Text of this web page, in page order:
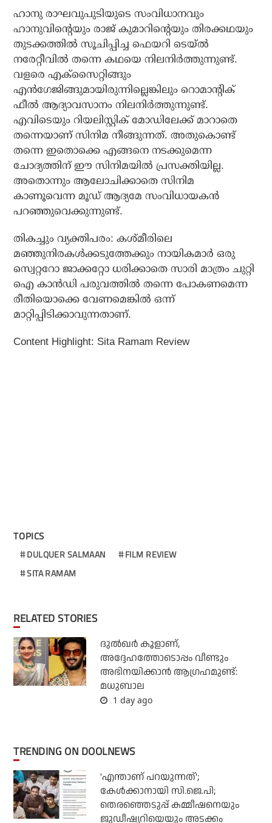
ഹാനു രാഘവുപുടിയുടെ സംവിധാനവും
ഹാനുവിന്റെയും രാജ് കുമാറിന്റെയും തിരക്കഥയും
തുടക്കത്തില്‍ സൂചിപ്പിച്ച ഫെയറി ടെയ്ല്‍
നരേറ്റീവില്‍ തന്നെ കഥയെ നിലനിര്‍ത്തുന്നുണ്ട്.
വളരെ എക്‌സൈറ്റിങ്ങും
എന്‍ഗേജിങ്ങുമായിരുന്നില്ലെങ്കിലും റൊമാന്റിക്
ഫീല്‍ ആദ്യാവസാനം നിലനിര്‍ത്തുന്നുണ്ട്.
എവിടെയും റിയലിസ്റ്റിക് മോഡിലേക്ക് മാറാതെ
തന്നെയാണ് സിനിമ നീങ്ങുന്നത്. അതുകൊണ്ട്
തന്നെ ഇതൊക്കെ എങ്ങനെ നടക്കുമെന്ന
ചോദ്യത്തിന് ഈ സിനിമയില്‍ പ്രസക്തിയില്ല.
അതൊന്നും ആലോചിക്കാതെ സിനിമ
കാണൂവെന്ന മൂഡ് ആദ്യമേ സംവിധായകന്‍
പറഞ്ഞുവെക്കുന്നുണ്ട്.
തികച്ചും വ്യക്തിപരം: കശ്മീരിലെ
മഞ്ഞുനിരകള്‍ക്കടുത്തേക്കും നായികമാര്‍ ഒരു
സ്വെറ്ററോ ജാക്കറ്റോ ധരിക്കാതെ സാരി മാത്രം ചുറ്റി
ഐ കാന്‍ഡി പരുവത്തില്‍ തന്നെ പോകണമെന്ന
രീതിയൊക്കെ വേണമെങ്കില്‍ ഒന്ന്
മാറ്റിപ്പിടിക്കാവുന്നതാണ്.
Content Highlight: Sita Ramam Review
TOPICS
DULQUER SALMAAN
FILM REVIEW
SITA RAMAM
RELATED STORIES
ദുല്‍ഖര്‍ കൂളാണ്,
അദ്ദേഹത്തോടൊപ്പം വീണ്ടും
അഭിനയിക്കാന്‍ ആഗ്രഹമുണ്ട്:
മധുബാല
1 day ago
TRENDING ON DOOLNEWS
'എന്താണ് പറയുന്നത്';
കേള്‍ക്കാനായി സി.ജെ.പി;
തെരഞ്ഞെടുപ്പ് കമ്മീഷനെയും
ജുഡീഷ്യറിയെയും അടക്കം